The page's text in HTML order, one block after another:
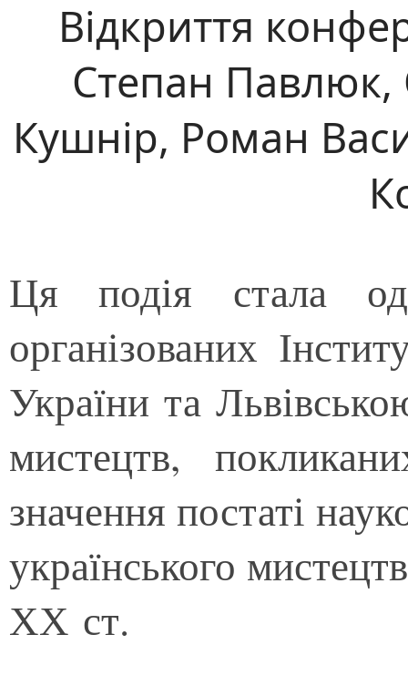
Відкриття
Степан Павлюк,
Кушнір, Роман
Ця подія стала
організованих
України та
мистецтв,
значення постаті
українського
ХХ ст.